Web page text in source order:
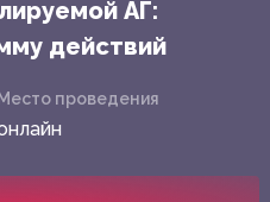
АГ:
действий
Место проведения